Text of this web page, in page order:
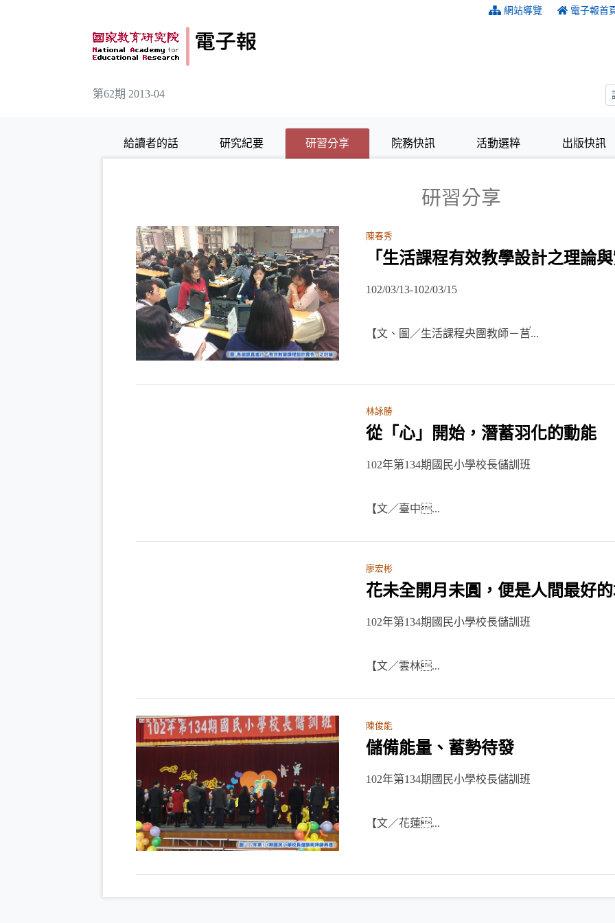
網站導覽 電子報首
第62期 2013-04
給讀者的話 研究紀要 研習分享(目前選取的頁籤)
(目前選取的頁籤)
院務快訊 活動選粹 出版快訊
研習分享
陳春秀
「生活課程有效教學設計之理論
102/03/13-102/03/15
【文、圖／生活課程央團教師－莒ࠠ...
林詠勝
從「心」開始，潛蓄羽化的動能
102年第134期國民小學校長儲訓班
【文／臺中...
廖宏彬
花未全開月未圓，便是人間最好
102年第134期國民小學校長儲訓班
【文／雲林...
陳俊能
儲備能量、蓄勢待發
102年第134期國民小學校長儲訓班
【文／花蓮...